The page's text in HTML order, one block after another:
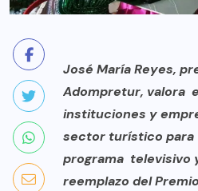
José María Reyes,
Adompretur, valora
instituciones y
sector turístico para
programa televisivo
reemplazo del